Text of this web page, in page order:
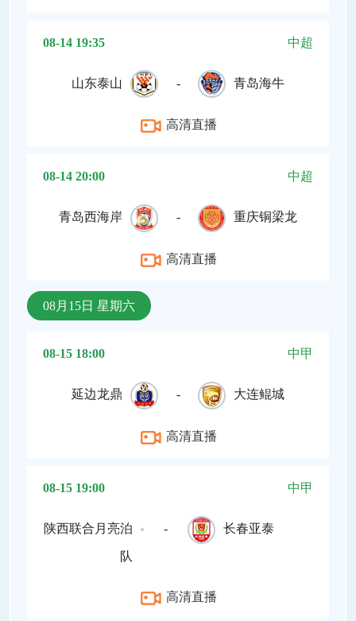
08-14 19:35 中超
山东泰山 - 青岛海牛
高清直播
08-14 20:00 中超
青岛西海岸 - 重庆铜梁龙
高清直播
08月15日 星期六
08-15 18:00 中甲
延边龙鼎 - 大连鲲城
高清直播
08-15 19:00 中甲
陕西联合月亮泊
队
- 长春亚泰
高清直播